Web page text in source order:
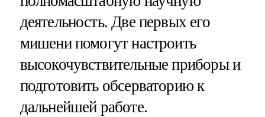
деятельность. Две первых его
мишени помогут настроить
высокочувствительные приборы и
подготовить обсерваторию к
дальнейшей работе.